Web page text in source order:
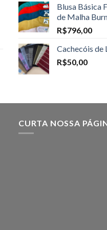
Blusa Básica
de Malha
R$796,00
Cachecóis de
R$50,00
CURTA NOSSA